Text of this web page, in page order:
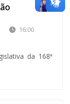
16:00
da 168ª